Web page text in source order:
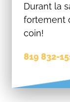
Durant la
fortement
coin!
819 832-